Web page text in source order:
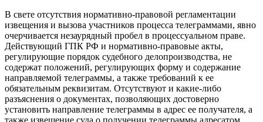
В свете отсутствия нормативно-правовой регламентации
извещения и вызова участников процесса телеграммами, явно
очерчивается незаурядный пробел в процессуальном праве.
Действующий ГПК РФ и нормативно-правовые акты,
регулирующие порядок судебного делопроизводства, не
содержат положений, регулирующих форму и содержание
направляемой телеграммы, а также требований к ее
обязательным реквизитам. Отсутствуют и какие-либо
разъяснения о документах, позволяющих достоверно
установить направление телеграммы в адрес ее получателя, а
также извещение суда о получении телеграммы адресатом.